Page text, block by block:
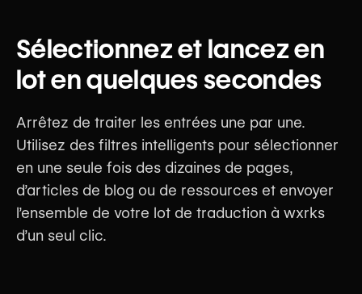
Sélectionnez et lancez en
lot en quelques secondes
Arrêtez de traiter les entrées une par une.
Utilisez des filtres intelligents pour sélectionner
en une seule fois des dizaines de pages,
d’articles de blog ou de ressources et envoyer
l’ensemble de votre lot de traduction à wxrks
d’un seul clic.